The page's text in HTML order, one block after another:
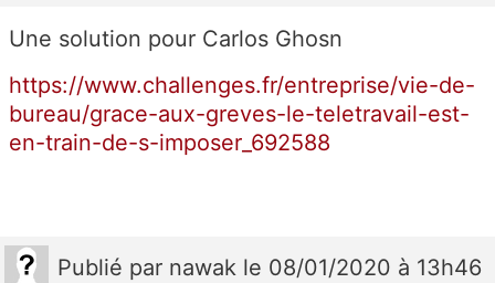
Une solution pour Carlos Ghosn
https://www.challenges.fr/entreprise/vie-de-
bureau/grace-aux-greves-le-teletravail-est-
en-train-de-s-imposer_692588
Publié par nawak le 08/01/2020 à 13h46